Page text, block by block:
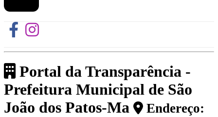
Portal da Transparência -
Prefeitura Municipal de São
João dos Patos-Ma
Endereço: